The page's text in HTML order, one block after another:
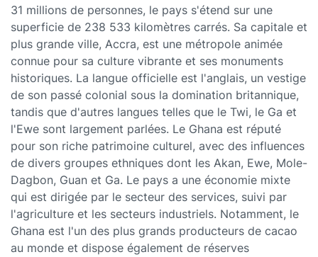
31 millions de personnes, le pays s'étend sur une
superficie de 238 533 kilomètres carrés. Sa capitale et
plus grande ville, Accra, est une métropole animée
connue pour sa culture vibrante et ses monuments
historiques. La langue officielle est l'anglais, un vestige
de son passé colonial sous la domination britannique,
tandis que d'autres langues telles que le Twi, le Ga et
l'Ewe sont largement parlées. Le Ghana est réputé
pour son riche patrimoine culturel, avec des influences
de divers groupes ethniques dont les Akan, Ewe, Mole-
Dagbon, Guan et Ga. Le pays a une économie mixte
qui est dirigée par le secteur des services, suivi par
l'agriculture et les secteurs industriels. Notamment, le
Ghana est l'un des plus grands producteurs de cacao
au monde et dispose également de réserves